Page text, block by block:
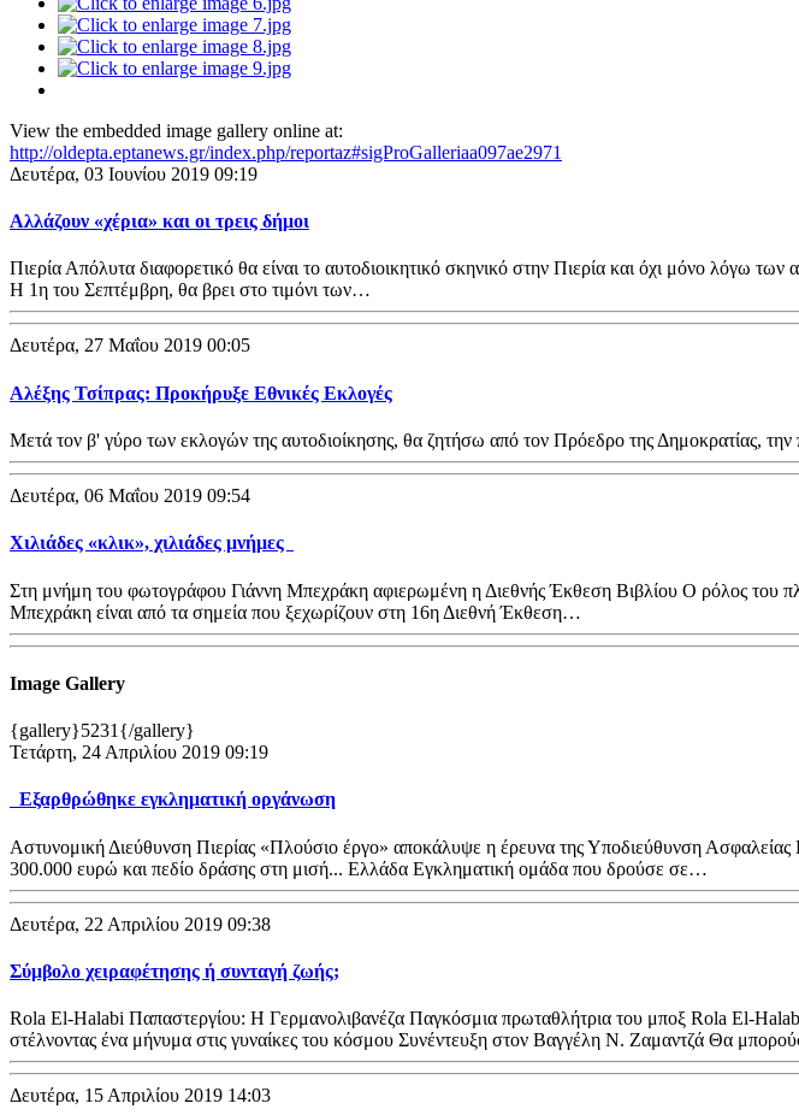
View the embedded image gallery online at:
http://oldepta.eptanews.gr/index.php/reportaz#sigProGalleriaa097ae2971
Δευτέρα, 03 Ιουνίου 2019 09:19
Αλλάζουν «χέρια» και οι τρεις δήμοι
Πιερία Απόλυτα διαφορετικό θα είναι το αυτοδιοικητικό σκηνικό στην Πιερία και όχι μόνο λόγω
Η 1η του Σεπτέμβρη, θα βρει στο τιμόνι των…
Δευτέρα, 27 Μαΐου 2019 00:05
Αλέξης Τσίπρας: Προκήρυξε Εθνικές Εκλογές
Μετά τον β' γύρο των εκλογών της αυτοδιοίκησης, θα ζητήσω από τον Πρόεδρο της Δημοκρατίας,
Δευτέρα, 06 Μαΐου 2019 09:54
Χιλιάδες «κλικ», χιλιάδες μνήμες
Στη μνήμη του φωτογράφου Γιάννη Μπεχράκη αφιερωμένη η Διεθνής Έκθεση Βιβλίου Ο ρόλος του
Μπεχράκη είναι από τα σημεία που ξεχωρίζουν στη 16η Διεθνή Έκθεση…
Image Gallery
{gallery}5231{/gallery}
Τετάρτη, 24 Απριλίου 2019 09:19
Εξαρθρώθηκε εγκληματική οργάνωση
Αστυνομική Διεύθυνση Πιερίας «Πλούσιο έργο» αποκάλυψε η έρευνα της Υποδιεύθυνση Ασφαλείας
300.000 ευρώ και πεδίο δράσης στη μισή... Ελλάδα Εγκληματική ομάδα που δρούσε σε…
Δευτέρα, 22 Απριλίου 2019 09:38
Σύμβολο χειραφέτησης ή συνταγή ζωής;
Rola El-Halabi Παπαστεργίου: Η Γερμανολιβανέζα Παγκόσμια πρωταθλήτρια του μποξ Rola El-
στέλνοντας ένα μήνυμα στις γυναίκες του κόσμου Συνέντευξη στον Βαγγέλη Ν. Ζαμαντζά Θα
Δευτέρα, 15 Απριλίου 2019 14:03